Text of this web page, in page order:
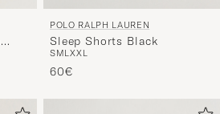
POLO RALPH LAUREN
Sleep Shorts Black
SMLXXL
60€